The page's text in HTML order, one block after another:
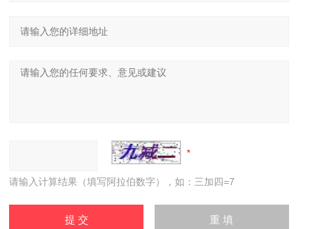
请输入计算结果（填写阿拉伯数字），如：三加四=7